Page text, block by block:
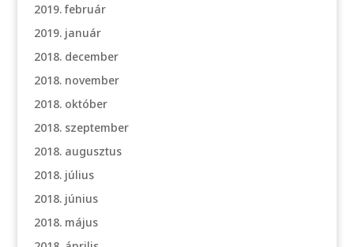
2019. február
2019. január
2018. december
2018. november
2018. október
2018. szeptember
2018. augusztus
2018. július
2018. június
2018. május